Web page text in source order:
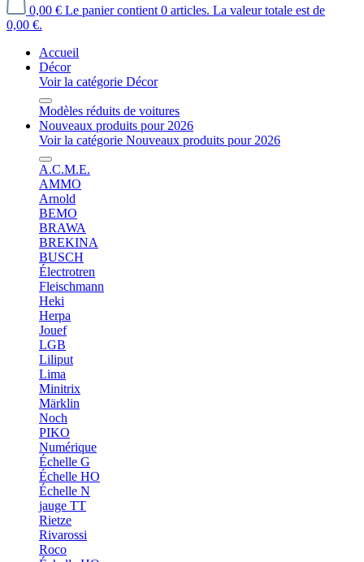
0,00 € Le panier contient 0 articles. La valeur totale est de
0,00 €.
Accueil
Décor
Voir la catégorie Décor
Modèles réduits de voitures
Nouveaux produits pour 2026
Voir la catégorie Nouveaux produits pour 2026
A.C.M.E.
AMMO
Arnold
BEMO
BRAWA
BREKINA
BUSCH
Électrotren
Fleischmann
Heki
Herpa
Jouef
LGB
Liliput
Lima
Minitrix
Märklin
Noch
PIKO
Numérique
Échelle G
Échelle HO
Échelle N
jauge TT
Rietze
Rivarossi
Roco